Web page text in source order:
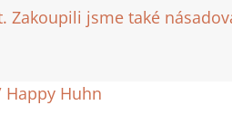
Zakoupili jsme také
Huhn